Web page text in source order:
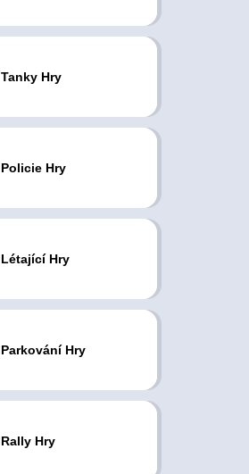
Tanky Hry
Policie Hry
Létající Hry
Parkování Hry
Rally Hry